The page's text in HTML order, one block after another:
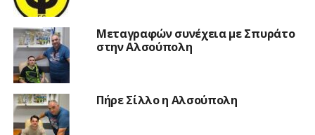
Μεταγραφών συνέχεια με Σπυράτο
στην Αλσούπολη
Πήρε Σίλλο η Αλσούπολη